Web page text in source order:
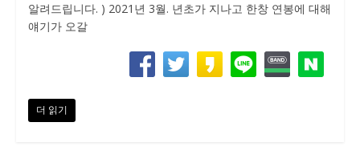
알려드립니다. ) 2021년 3월. 년초가 지나고 한창 연봉에 대해
얘기가 오갈
더 읽기